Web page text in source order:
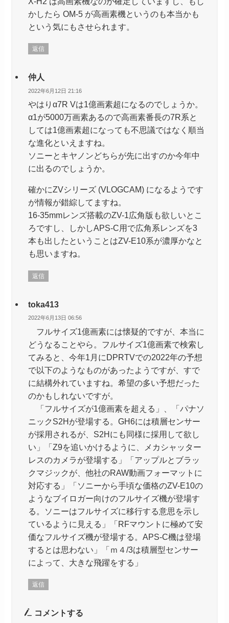
かしたら OM-5 が高画素機というのも本当かも
という気にもさせられます。
返信
仲人
2022年6月12日 21:16
やはりα7R Vは1億画素超になるのでしょうか。
α1が5000万画素あるので高画素番長の7R系と
しては1億画素超になっても不思議ではなく順当
な進化といえますね。
ソニーとキヤノンどちらが先に出すのか今年中
に出るのでしょうか。
確かにZVシリーズ (VLOGCAM) になるようです
が情報が錯綜してますね。
16-35mmレンズ搭載のZV-1広角版も欲しいとこ
ろですし、しかしAPS-C用で広角系レンズを3
本も出したということはZV-E10系が濃厚かなと
も思いますね。
返信
toka413
2022年6月13日 06:56
フルサイズ1億画素には懐疑的ですが、本当に
どうなることやら。フルサイズ1億画素で検索し
てみると、今年1月にDPRTVでの2022年の予想
で以下のようなものがあったようですが、すで
に結構外れていますね。希望の多い予想だった
のかもしれないですが。
「フルサイズが1億画素を超える」、「パナソ
ニックS2Hが登場する。GH6には積層センサー
が採用されるが、S2Hにも同様に採用して欲し
い」「Z9を追いかけるように、メカシャッター
レスのカメラが登場する」「アップルとブラッ
クマジックが、他社のRAW動画フォーマットに
対応する」「ソニーから手頃な価格のZV-E10の
ようなブイロガー向けのフルサイズ機が登場す
る。ソニーはフルサイズに移行する意思を示し
ているように見える」「RFマウントに極めて安
価なフルサイズ機が登場する。APS-C機は登場
するとは思わない」「ｍ４/3は積層型センサー
によって、大きな飛躍をする」
返信
コメントする